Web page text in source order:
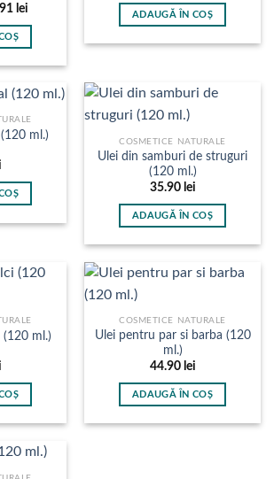
leiPrețul
este:
ADAUGĂ ÎN COȘ
ml.)
COSMETICE NATURALE
Ulei din samburi de struguri
(120 ml.)
35.90 lei
ADAUGĂ ÎN COȘ
(120 ml.)
COSMETICE NATURALE
Ulei pentru par si barba (120
ml.)
44.90 lei
ADAUGĂ ÎN COȘ